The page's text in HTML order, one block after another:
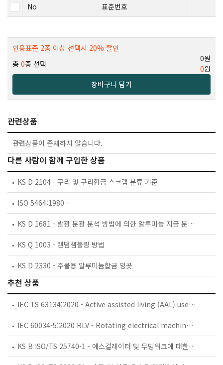
No 표준번호
인용표준 2종 이상 선택시 20% 할인
총 0종 선택
0원
0원
장바구니 담기
관련상품
관련상품이 존재하지 않습니다.
다른 사람이 함께 구입한 상품
KS D 2104 - 구리 및 구리합금 스크랩 분류 기준
ISO 5464:1980 -
KS D 1681 - 발광 분광 분석 방법에 의한 알루미늄 지금 분석 방법
KS Q 1003 - 랜덤샘플링 방법
KS D 2330 - 주물용 알루미늄합금 잉곳
추천 상품
IEC TS 63134:2020 - Active assisted living (AAL) use cases
IEC 60034-5:2020 RLV - Rotating electrical machines - Part 5: Degrees of protection provided by the integral design of rotating electrical machines (IP code) - Classification
KS B ISO/TS 25740-1 - 에스컬레이터 및 무빙워크에 대한 안전요건 — 제1부: 세계공통 필수 안전요건(GESRs)